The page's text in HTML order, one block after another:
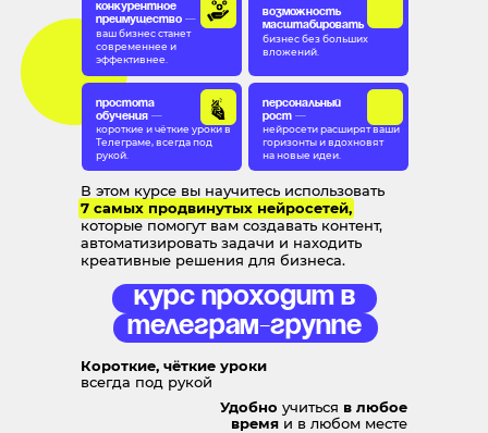
Простота
обучения —
короткие и чёткие уроки в
Телеграме, всегда под
рукой.
Конкурентное
преимущество —
ваш бизнес станет
современнее и
эффективнее.
Возможность
масштабировать
бизнес без больших
вложений.
Персональный
рост —
нейросети расширят ваши
горизонты и вдохновят
на новые идеи.
Курс проходит в
Телеграм-группе
В этом курсе вы научитесь использовать
7 самых продвинутых нейросетей,
которые помогут вам создавать контент,
автоматизировать задачи и находить
креативные решения для бизнеса.
Короткие, чёткие уроки
всегда под рукой
Удобно учиться в любое
время и в любом месте